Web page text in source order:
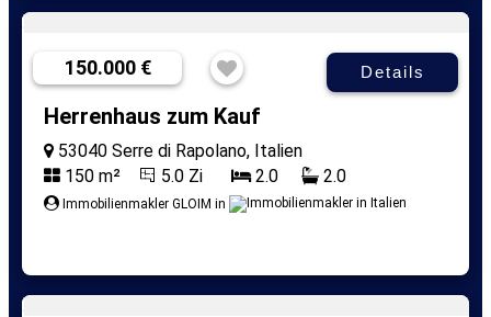
150.000 € Details
Herrenhaus zum Kauf
53040 Serre di Rapolano, Italien
150 m²
5.0 Zi 2.0 2.0
Immobilienmakler GLOIM in